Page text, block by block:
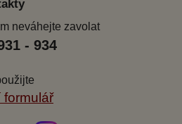
neváhejte zavolat
- 934
formulář